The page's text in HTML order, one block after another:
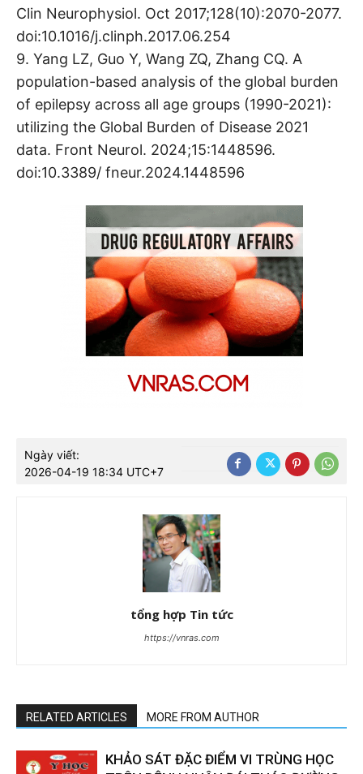
Clin Neurophysiol. Oct 2017;128(10):2070-2077.
doi:10.1016/j.clinph.2017.06.254
9. Yang LZ, Guo Y, Wang ZQ, Zhang CQ. A
population-based analysis of the global burden
of epilepsy across all age groups (1990-2021):
utilizing the Global Burden of Disease 2021
data. Front Neurol. 2024;15:1448596.
doi:10.3389/ fneur.2024.1448596
Ngày viết:
2026-04-19 18:34 UTC+7
tổng hợp Tin tức
https://vnras.com
RELATED ARTICLES MORE FROM AUTHOR
KHẢO SÁT ĐẶC ĐIỂM VI TRÙNG HỌC